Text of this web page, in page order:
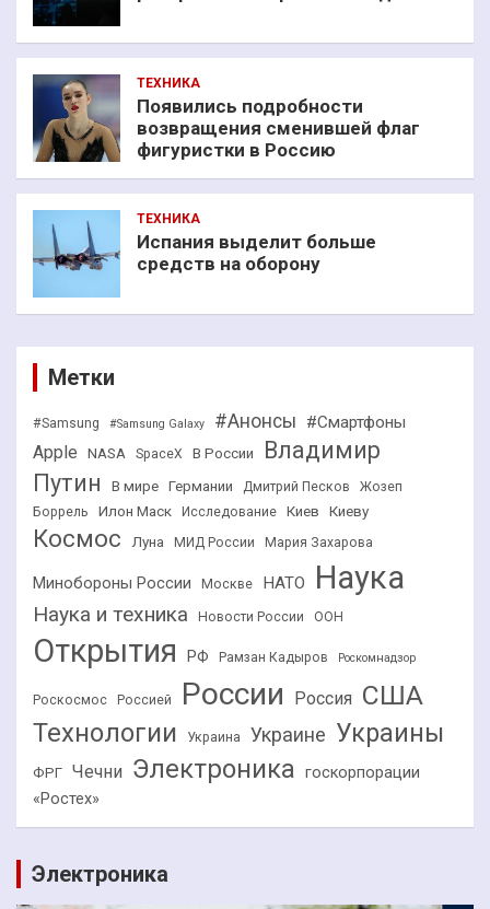
ТЕХНИКА
Появились подробности
возвращения сменившей флаг
фигуристки в Россию
ТЕХНИКА
Испания выделит больше
средств на оборону
Метки
#Samsung #Samsung Galaxy #Анонсы #Смартфоны
Apple NASA SpaceX В России
Владимир
Путин
В мире Германии Дмитрий Песков
Жозеп
Боррель
Илон Маск Исследование Киев Киеву
Космос Луна МИД России Мария Захарова
Минобороны России Москве НАТО Наука
Наука и техника Новости России ООН
Открытия РФ Рамзан Кадыров Роскомнадзор
Роскосмос Россией России Россия США
Технологии Украина Украине Украины
ФРГ Чечни Электроника госкорпорации
«Ростех»
Электроника